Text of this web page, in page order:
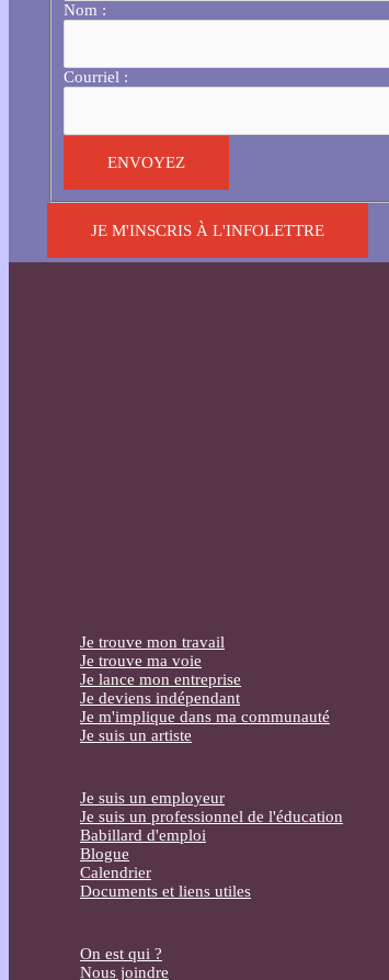
Nom :
Courriel :
JE M'INSCRIS À L'INFOLETTRE
Je trouve mon travail
Je trouve ma voie
Je lance mon entreprise
Je deviens indépendant
Je m'implique dans ma communauté
Je suis un artiste
Je suis un employeur
Je suis un professionnel de l'éducation
Babillard d'emploi
Blogue
Calendrier
Documents et liens utiles
On est qui ?
Nous joindre